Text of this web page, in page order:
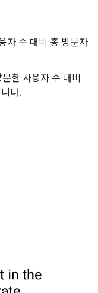
자 수 대비 총 방문자
한 사용자 수 대비
다.